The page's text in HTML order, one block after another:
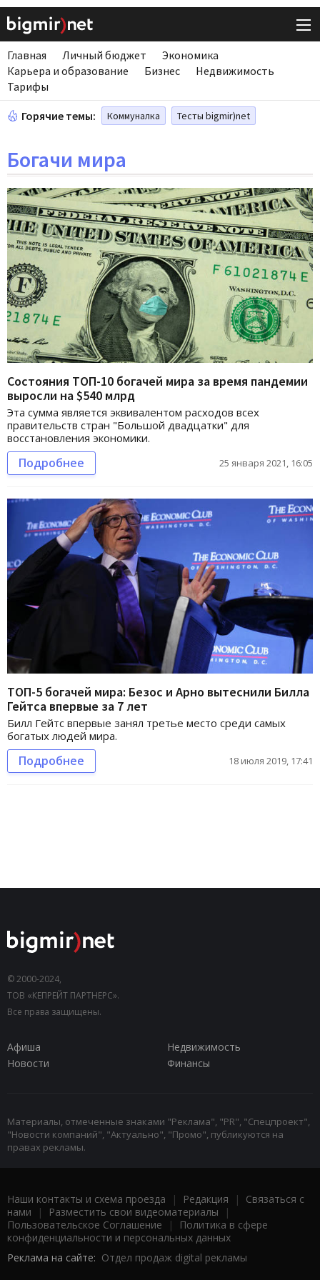
Главная Личный бюджет
Экономика
Карьера и образование
Бизнес
Недвижимость
Тарифы
Горячие темы: Коммуналка Тесты bigmir)net
Богачи мира
Состояния ТОП-10 богачей мира за время пандемии
выросли на $540 млрд
Эта сумма является эквивалентом расходов всех
правительств стран "Большой двадцатки" для
восстановления экономики.
Подробнее 25 января 2021, 16:05
ТОП-5 богачей мира: Безос и Арно вытеснили Билла
Гейтса впервые за 7 лет
Билл Гейтс впервые занял третье место среди самых
богатых людей мира.
Подробнее 18 июля 2019, 17:41
© 2000-2024,
ТОВ «КЕПРЕЙТ ПАРТНЕРС».
Все права защищены.
Афиша
Недвижимость
Новости
Финансы
Материалы, отмеченные знаками "Реклама", "PR", "Спецпроект",
"Новости компаний", "Актуально", "Промо", публикуются на
правах рекламы.
Наши контакты и схема проезда | Редакция | Связаться с
нами | Разместить свои видеоматериалы |
Пользовательское Соглашение |
Политика в сфере
конфиденциальности и персональных данных
Реклама на сайте: Отдел продаж digital рекламы